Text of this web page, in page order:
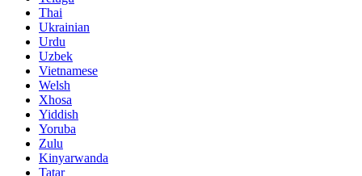
Thai
Ukrainian
Urdu
Uzbek
Vietnamese
Welsh
Xhosa
Yiddish
Yoruba
Zulu
Kinyarwanda
Tatar